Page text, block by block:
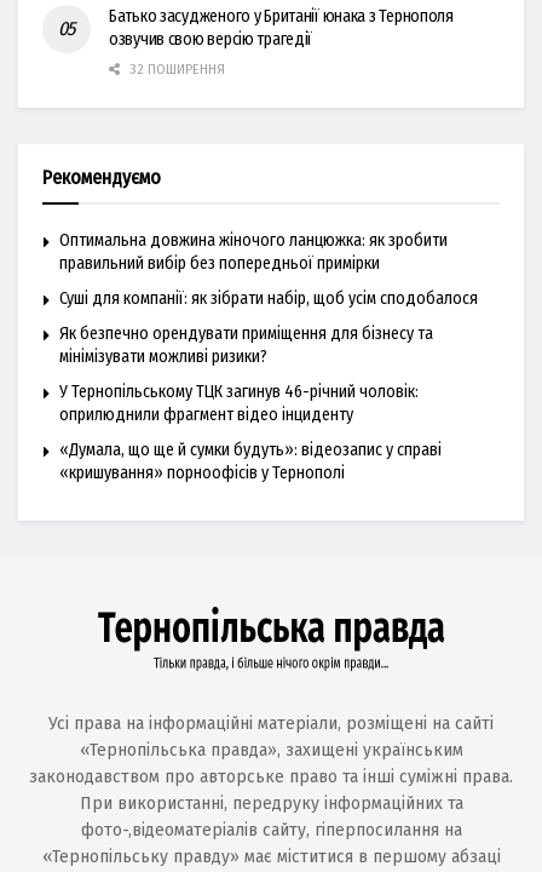
Батько засудженого у Британії юнака з Тернополя
озвучив свою версію трагедії
32 ПОШИРЕННЯ
Рекомендуємо
Оптимальна довжина жіночого ланцюжка: як зробити
правильний вибір без попередньої примірки
Суші для компанії: як зібрати набір, щоб усім сподобалося
Як безпечно орендувати приміщення для бізнесу та
мінімізувати можливі ризики?
У Тернопільському ТЦК загинув 46-річний чоловік:
оприлюднили фрагмент відео інциденту
«Думала, що ще й сумки будуть»: відеозапис у справі
«кришування» порноофісів у Тернополі
Усі права на інформаційні матеріали, розміщені на сайті
«Тернопільська правда», захищені українським
законодавством про авторське право та інші суміжні права.
При використанні, передруку інформаційних та
фото-,відеоматеріалів сайту, гіперпосилання на
«Тернопільську правду» має міститися в першому абзаці